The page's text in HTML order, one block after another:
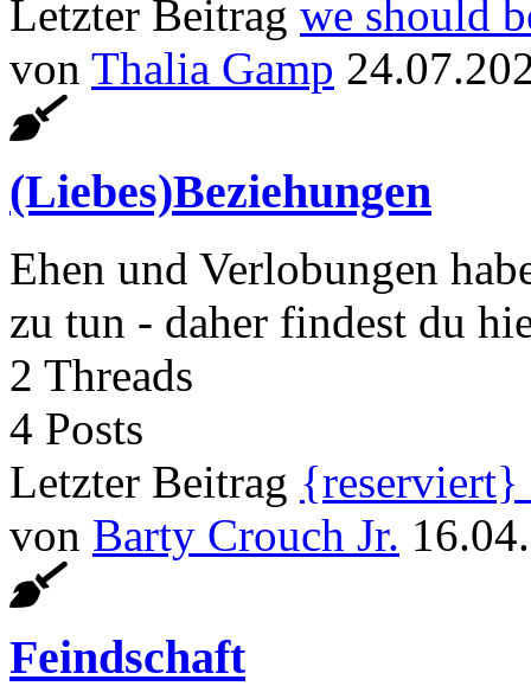
Letzter Beitrag we should
von Thalia Gamp
(Liebes)Beziehungen
Ehen und Verlobungen
zu tun - daher findest du
2 Threads
4 Posts
Letzter Beitrag {reserviert}
von Barty Crouch Jr.
Feindschaft